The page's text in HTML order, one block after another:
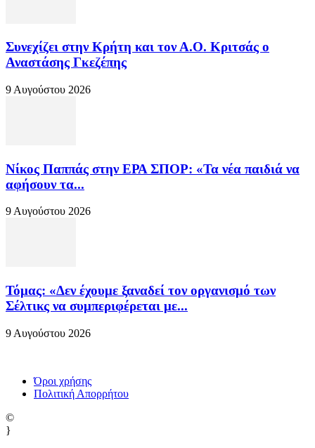
Συνεχίζει στην Κρήτη και τον Α.Ο. Κριτσάς ο
Αναστάσης Γκεζέπης
9 Αυγούστου 2026
Νίκος Παππάς στην ΕΡΑ ΣΠΟΡ: «Τα νέα παιδιά να
αφήσουν τα...
9 Αυγούστου 2026
Τόμας: «Δεν έχουμε ξαναδεί τον οργανισμό των
Σέλτικς να συμπεριφέρεται με...
9 Αυγούστου 2026
Όροι χρήσης
Πολιτική Απορρήτου
©
}